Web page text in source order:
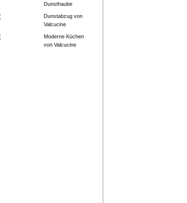
Dunsthaube
Dunstabzug von
Valcucine
Moderne Küchen
von Valcucine